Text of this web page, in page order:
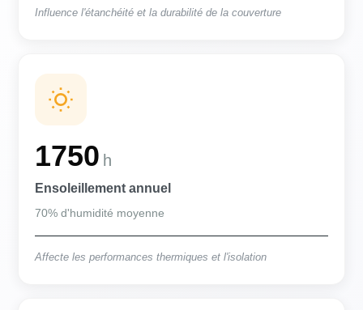
Influence l'étanchéité et la durabilité de la couverture
1750 h
Ensoleillement annuel
70% d'humidité moyenne
Affecte les performances thermiques et l'isolation